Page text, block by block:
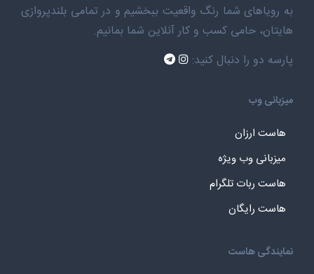
به رویاهای شما رنگ واقعیت ببخشیم و در تمامی بلندپروازی
هایتان، حامی کسب و کار آنلاین شما بمانیم.
پارسه دو را دنبال کنید:
میزبانی وب
هاست ارزان
میزبانی وب ویژه
هاست ربات تلگرام
هاست رایگان
نمایندگی هاست